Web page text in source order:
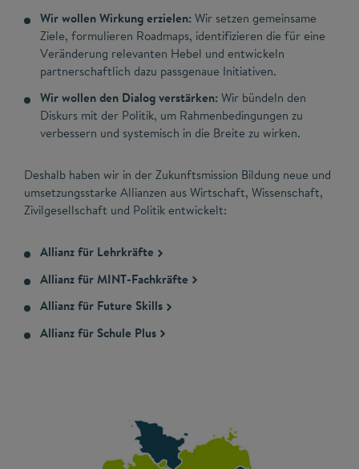
Wir wollen Wirkung erzielen: Wir setzen gemeinsame
Ziele, formulieren Roadmaps, identifizieren die für eine
Veränderung relevanten Hebel und entwickeln
partnerschaftlich dazu passgenaue Initiativen.
Wir wollen den Dialog verstärken: Wir bündeln den
Diskurs mit der Politik, um Rahmenbedingungen zu
verbessern und systemisch in die Breite zu wirken.​
Deshalb haben wir in der Zukunftsmission Bildung neue und
umsetzungsstarke Allianzen aus Wirtschaft, Wissenschaft,
Zivilgesellschaft und Politik entwickelt:
Allianz für Lehrkräfte
Allianz für MINT-Fachkräfte
Allianz für Future Skills
Allianz für Schule Plus